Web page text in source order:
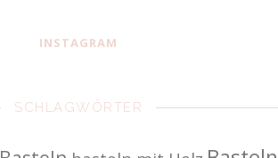
INSTAGRAM
SCHLAGWÖRTER